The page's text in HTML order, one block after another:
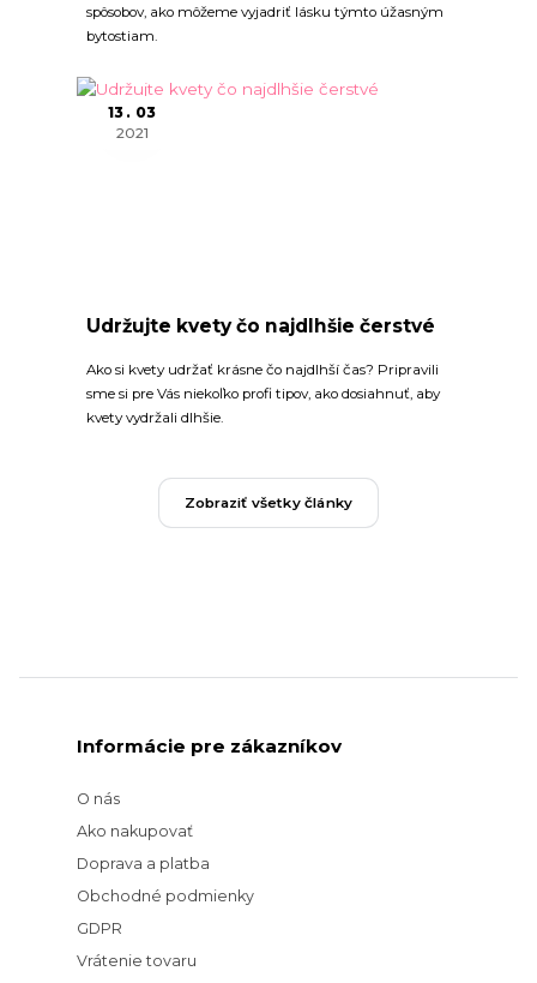
spôsobov, ako môžeme vyjadriť lásku týmto úžasným
bytostiam.
13
03
2021
Udržujte kvety čo najdlhšie čerstvé
Ako si kvety udržať krásne čo najdlhší čas? Pripravili
sme si pre Vás niekoľko profi tipov, ako dosiahnuť, aby
kvety vydržali dlhšie.
Zobraziť všetky články
Informácie pre zákazníkov
O nás
Ako nakupovať
Doprava a platba
Obchodné podmienky
GDPR
Vrátenie tovaru